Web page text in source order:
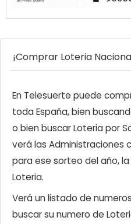
¡Comprar Loteria
En Telesuerte puede
toda España, bien
o bien buscar Loteria por
verá las Administraciones
para ese sorteo del año,
Loteria.
Verá un listado de
buscar su numero de